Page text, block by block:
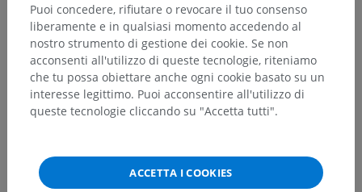
Puoi concedere, rifiutare o revocare il tuo consenso
liberamente e in qualsiasi momento accedendo al
nostro strumento di gestione dei cookie. Se non
acconsenti all'utilizzo di queste tecnologie, riteniamo
che tu possa obiettare anche ogni cookie basato su un
interesse legittimo. Puoi acconsentire all'utilizzo di
queste tecnologie cliccando su "Accetta tutti".
ACCETTA I COOKIES